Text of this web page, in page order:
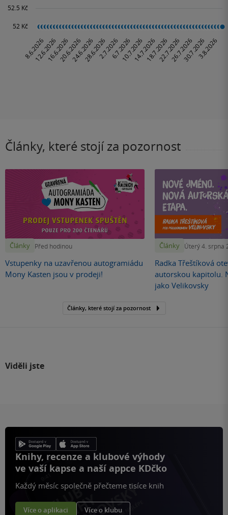
Články, které stojí za pozornost
Články Před hodinou
Vstupenky na uzavřenou autogramiádu
Mony Kasten jsou v prodeji!
Články Úterý 4. srpna
Radka Třeštíková
autorskou kapitolu.
jako Velikovsky
Články, které stojí za pozornost
Viděli jste
Knihy, recenze a klubové výhody
ve vaší kapse a naší appce KDčko
Každý měsíc společně přečteme tisíce knih
Více o aplikaci Více o klubu